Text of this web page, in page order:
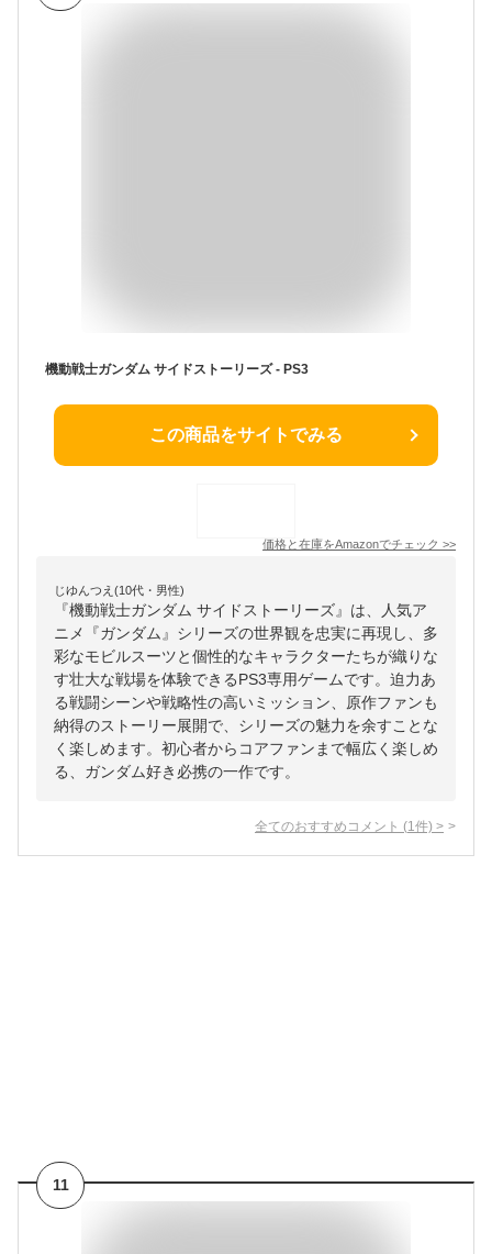
機動戦士ガンダム サイドストーリーズ - PS3
この商品をサイトでみる
価格と在庫をAmazonでチェック >>
じゆんつえ(10代・男性)
『機動戦士ガンダム サイドストーリーズ』は、人気ア
ニメ『ガンダム』シリーズの世界観を忠実に再現し、多
彩なモビルスーツと個性的なキャラクターたちが織りな
す壮大な戦場を体験できるPS3専用ゲームです。迫力あ
る戦闘シーンや戦略性の高いミッション、原作ファンも
納得のストーリー展開で、シリーズの魅力を余すことな
く楽しめます。初心者からコアファンまで幅広く楽しめ
る、ガンダム好き必携の一作です。
全てのおすすめコメント (1 件) >
11